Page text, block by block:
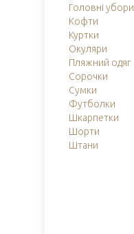
Головні убори
Кофти
Куртки
Окуляри
Пляжний одяг
Сорочки
Сумки
Футболки
Шкарпетки
Шорти
Штани